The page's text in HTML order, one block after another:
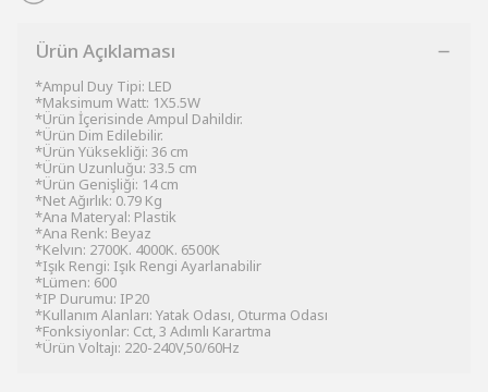
Ürün Açıklaması
*Ampul Duy Tipi: LED
*Maksimum Watt: 1X5.5W
*Ürün İçerisinde Ampul Dahildir.
*Ürün Dim Edilebilir.
*Ürün Yüksekliği: 36 cm
*Ürün Uzunluğu: 33.5 cm
*Ürün Genişliği: 14 cm
*Net Ağırlık: 0.79 Kg
*Ana Materyal: Plastik
*Ana Renk: Beyaz
*Kelvın: 2700K. 4000K. 6500K
*Işık Rengi: Işık Rengi Ayarlanabilir
*Lümen: 600
*IP Durumu: IP20
*Kullanım Alanları: Yatak Odası, Oturma Odası
*Fonksiyonlar: Cct, 3 Adımlı Karartma
*Ürün Voltajı: 220-240V,50/60Hz